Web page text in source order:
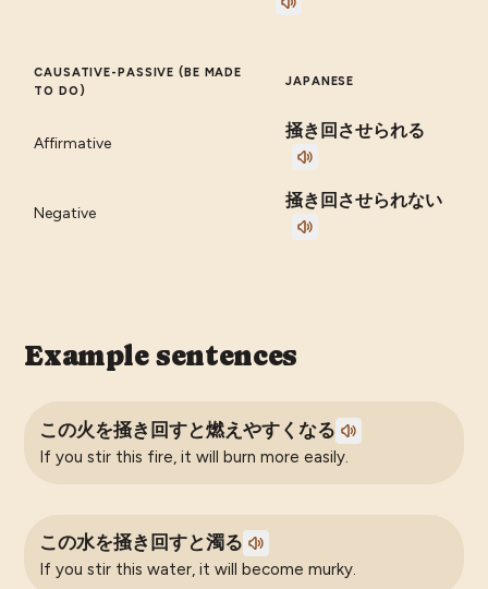
CAUSATIVE-PASSIVE (BE MADE
TO DO)
JAPANESE
Affirmative
掻き回させられる
Negative
掻き回させられない
Example sentences
この火を掻き回すと燃えやすくなる
If you stir this fire, it will burn more easily.
この水を掻き回すと濁る
If you stir this water, it will become murky.